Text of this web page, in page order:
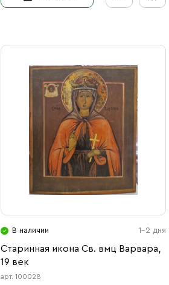
В наличии 1-2 дня
Старинная икона Св. вмц Варвара,
19 век
арт. 100028